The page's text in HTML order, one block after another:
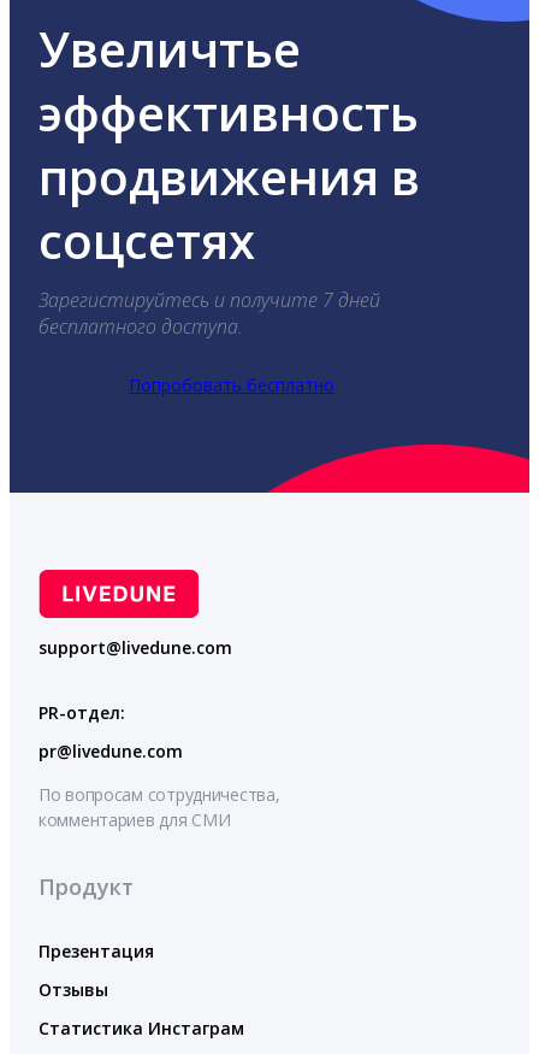
Увеличтье
эффективность
продвижения в
соцсетях
Зарегистируйтесь и получите 7 дней
бесплатного доступа.
Попробовать бесплатно
support@livedune.com
PR-отдел:
pr@livedune.com
По вопросам сотрудничества,
комментариев для СМИ
Продукт
Презентация
Отзывы
Статистика Инстаграм